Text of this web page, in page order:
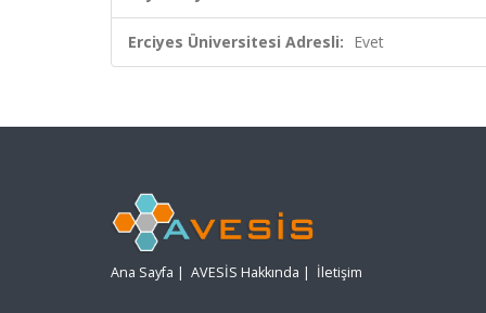
Erciyes Üniversitesi Adresli: Evet
Ana Sayfa | AVESİS Hakkında | İletişim